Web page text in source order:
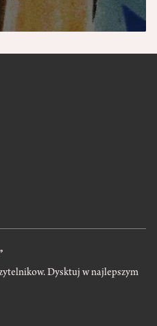
Dysktuj w najlepszym